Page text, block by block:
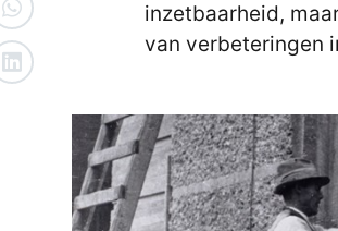
inzetbaarheid,
van verbeteringen